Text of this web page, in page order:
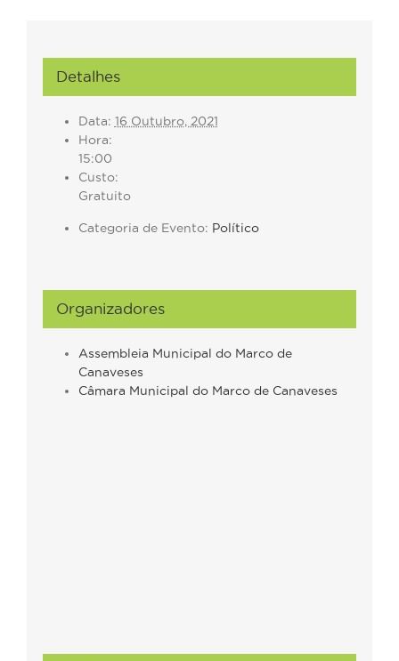
Detalhes
Data: 16 Outubro, 2021
Hora:
15:00
Custo:
Gratuito
Categoria de Evento: Político
Organizadores
Assembleia Municipal do Marco de
Canaveses
Câmara Municipal do Marco de Canaveses